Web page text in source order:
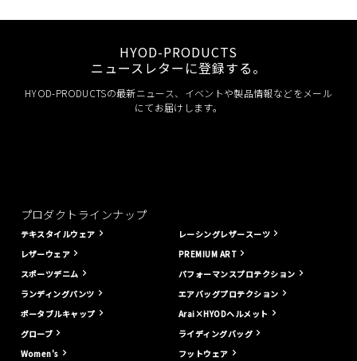
HYOD-PRODUCTS
ニュースレターに登録する。
HYOD-PRODUCTSの最新ニュース、イベントや製品情報などをメール
にてお届けします。
プロダクトラインナップ
テキスタイルウェア
レザーウェア
スポーツデニム
ランディングパンツ
ポータブルキャップ
グローブ
Women's
レーシングレザースーツ
PREMIUM ART
パフォーマンスプロテクション
エアバッグプロテクション
Arai×HYODヘルメット
ライディングバッグ
フットウェア